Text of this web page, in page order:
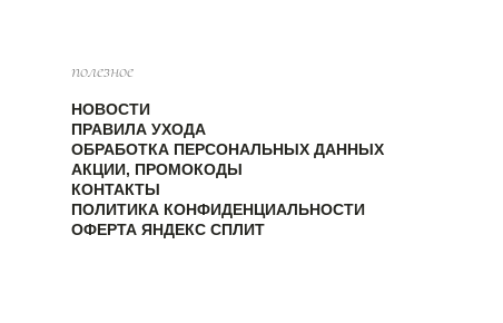
полезное
НОВОСТИ
ПРАВИЛА УХОДА
ОБРАБОТКА ПЕРСОНАЛЬНЫХ ДАННЫХ
АКЦИИ, ПРОМОКОДЫ
КОНТАКТЫ
ПОЛИТИКА КОНФИДЕНЦИАЛЬНОСТИ
ОФЕРТА ЯНДЕКС СПЛИТ